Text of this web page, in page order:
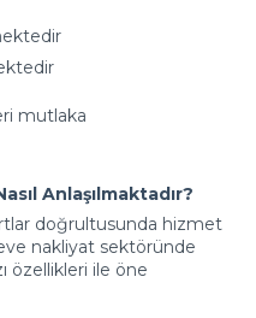
mutlaka
Anlaşılmaktadır?
doğrultusunda hizmet
nakliyat sektöründe
özellikleri ile öne